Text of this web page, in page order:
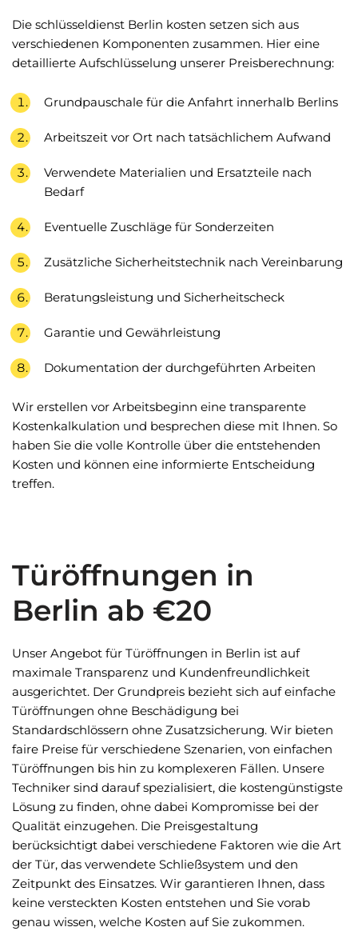
Die schlüsseldienst Berlin kosten setzen sich aus
verschiedenen Komponenten zusammen. Hier eine
detaillierte Aufschlüsselung unserer Preisberechnung:
Grundpauschale für die Anfahrt innerhalb Berlins
Arbeitszeit vor Ort nach tatsächlichem Aufwand
Verwendete Materialien und Ersatzteile nach
Bedarf
Eventuelle Zuschläge für Sonderzeiten
Zusätzliche Sicherheitstechnik nach Vereinbarung
Beratungsleistung und Sicherheitscheck
Garantie und Gewährleistung
Dokumentation der durchgeführten Arbeiten
Wir erstellen vor Arbeitsbeginn eine transparente
Kostenkalkulation und besprechen diese mit Ihnen. So
haben Sie die volle Kontrolle über die entstehenden
Kosten und können eine informierte Entscheidung
treffen.
Türöffnungen in
Berlin ab €20
Unser Angebot für Türöffnungen in Berlin ist auf
maximale Transparenz und Kundenfreundlichkeit
ausgerichtet. Der Grundpreis bezieht sich auf einfache
Türöffnungen ohne Beschädigung bei
Standardschlössern ohne Zusatzsicherung. Wir bieten
faire Preise für verschiedene Szenarien, von einfachen
Türöffnungen bis hin zu komplexeren Fällen. Unsere
Techniker sind darauf spezialisiert, die kostengünstigste
Lösung zu finden, ohne dabei Kompromisse bei der
Qualität einzugehen. Die Preisgestaltung
berücksichtigt dabei verschiedene Faktoren wie die Art
der Tür, das verwendete Schließsystem und den
Zeitpunkt des Einsatzes. Wir garantieren Ihnen, dass
keine versteckten Kosten entstehen und Sie vorab
genau wissen, welche Kosten auf Sie zukommen.